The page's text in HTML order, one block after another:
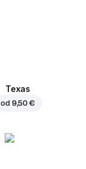
Texas
od 9,50 €